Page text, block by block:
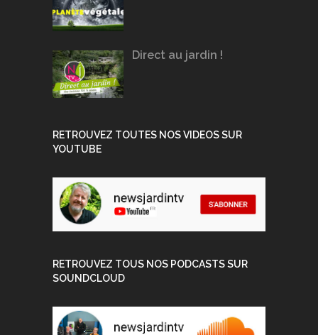
Direct au jardin !
RETROUVEZ TOUTES NOS VIDEOS SUR
YOUTUBE
RETROUVEZ TOUS NOS PODCASTS SUR
SOUNDCLOUD